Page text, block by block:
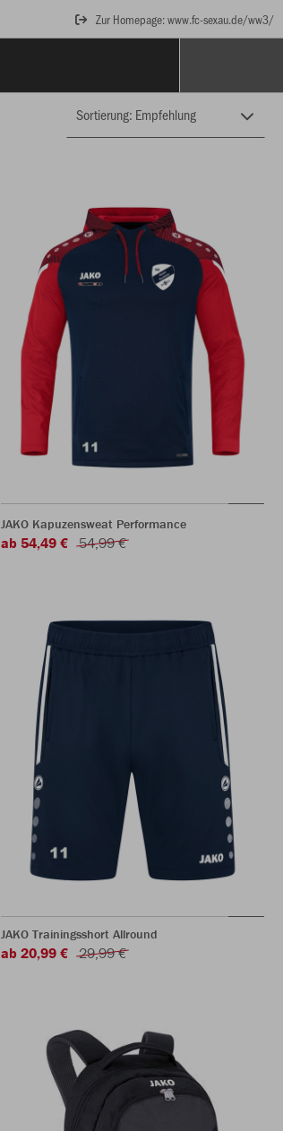
Zur Homepage: www.fc-sexau.de/ww3/
JAKO Kapuzensweat Performance
ab 54,49 € 54,99 €
JAKO Trainingsshort Allround
ab 20,99 € 29,99 €